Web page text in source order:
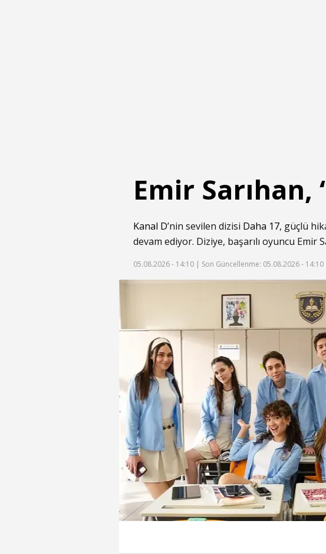
Emir Sarıhan,
Kanal D’nin sevilen dizisi Daha 17, güçlü
devam ediyor. Diziye, başarılı oyuncu
05.08.2026 - 14:10 | Son Güncellenme: 05.08.2026 - 14:10